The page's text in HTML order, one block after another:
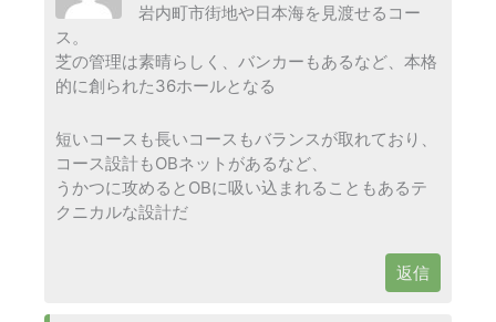
岩内町市街地や日本海を見渡せるコー
ス。
芝の管理は素晴らしく、バンカーもあるなど、本格
的に創られた36ホールとなる
短いコースも長いコースもバランスが取れており、
コース設計もOBネットがあるなど、
うかつに攻めるとOBに吸い込まれることもあるテ
クニカルな設計だ
返信